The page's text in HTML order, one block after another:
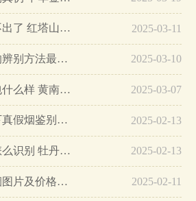
红塔山软新为什么不出了 红塔山软新烟停售原因详解… 2025-03-11
黄鹤楼硬奇景真假的辨别方法最简单版… 2025-03-10
黄南京香烟20元一包什么样 黄南京香烟真假鉴别… 2025-03-07
最新白沙细支和天下真假烟鉴别指南… 2025-02-13
牡丹蓝中支烟真假怎么识别 牡丹蓝中支烟真假鉴别带图… 2025-02-13
中华蛇年贺岁版香烟图片及价格大全… 2025-02-11